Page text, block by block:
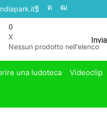
0
X
Nessun prodotto nell'elenco
una ludoteca Videoclip